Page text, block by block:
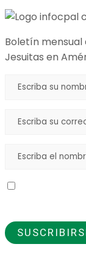
Boletín mensual
Jesuitas en